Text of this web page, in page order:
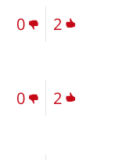
2
0
2
0